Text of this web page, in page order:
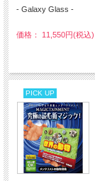
- Galaxy Glass -
価格： 11,550円(税込)
PICK UP